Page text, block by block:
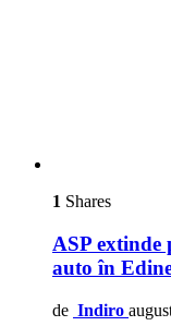
1 Shares
ASP extinde
auto în
de Indiro